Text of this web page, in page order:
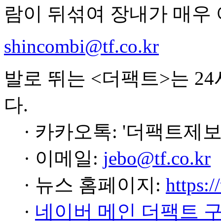
람이 뒤섞여 장내가 매우
shincombi@tf.co.kr
발로 뛰는 <더팩트>는
다.
· 카카오톡: '더팩트제
· 이메일: jebo@tf.co.kr
· 뉴스 홈페이지:
· 네이버 메인 더팩트